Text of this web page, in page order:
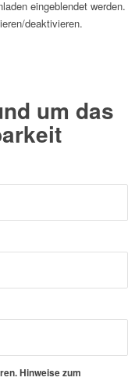
eingeblendet werden.
deaktivieren.
um das
Hinweise zum